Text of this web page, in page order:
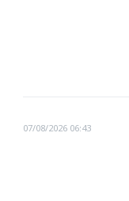
07/08/2026 06:43